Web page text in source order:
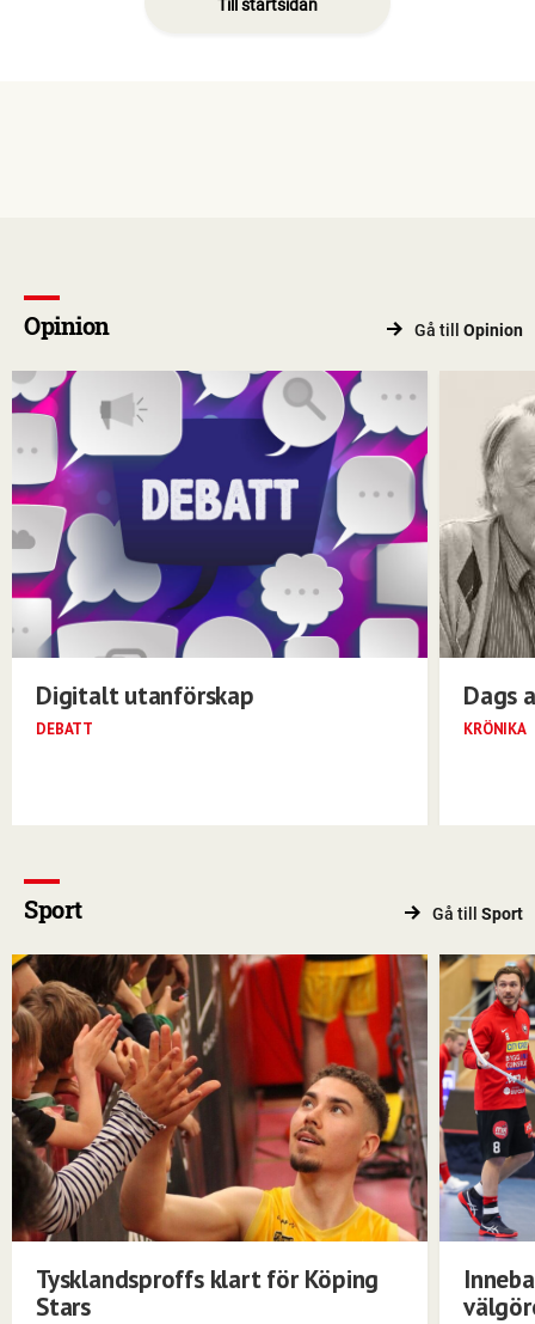
Till startsidan
Opinion Gå till Opinion
Digitalt utanförskap
DEBATT
Dags
KRÖNIKA
Sport Gå till Sport
Tysklandsproffs klart för Köping
Stars